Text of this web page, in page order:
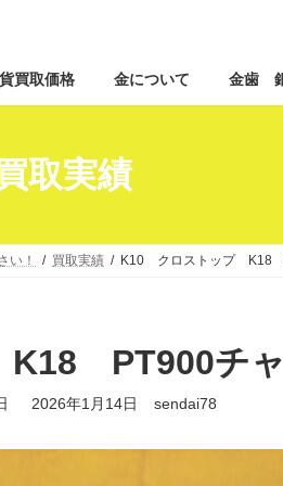
ン
テ
ツ
へ
ッ
プ
ビ
ゲ
シ
ョ
移
動
買取価格 金について 金歯
取実績
い！ 買取実績 K10 クロストップ K18
PT900チ
最
2026年1月14日 sendai78